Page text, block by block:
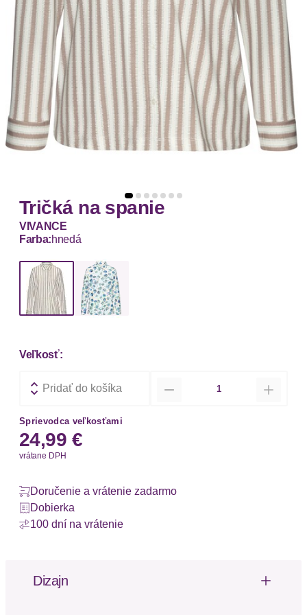
Tričká na spanie
VIVANCE
Farba:hnedá
Veľkosť:
Pridať do košíka
Sprievodca veľkosťami
24,99 €
vrátane DPH
Doručenie a vrátenie zadarmo
Dobierka
100 dní na vrátenie
Dizajn